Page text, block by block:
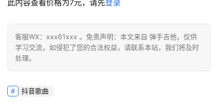
此内容查看价格为7元，请先登录
客服WX：xxx61xxx 。免责声明：本文来自 弹手吉他，仅供
学习交流，如侵犯了您的合法权益，请联系本站，我们将及时
处理。
抖音歌曲